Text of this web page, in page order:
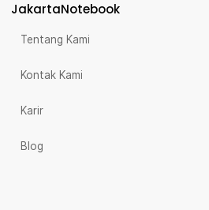
JakartaNotebook
Tentang Kami
Kontak Kami
Karir
Blog